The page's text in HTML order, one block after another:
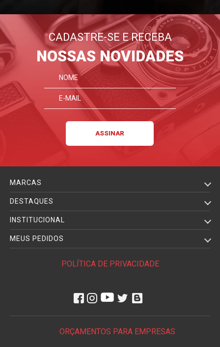
CADASTRE-SE E RECEBA
NOSSAS NOVIDADES
MARCAS
DESTAQUES
INSTITUCIONAL
MEUS PEDIDOS
POLÍTICA DE PRIVACIDADE
ORÇAMENTOS PARA EMPRESAS